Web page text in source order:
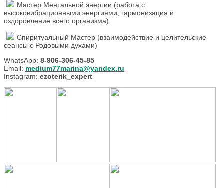
Мастер Ментальной энергии (работа с
высоковибрационными энергиями, гармонизация и
оздоровление всего организма).
Спиритуальный Мастер (взаимодействие и целительские
сеансы с Родовыми духами)
WhatsApp: 8-906-306-45-85
Email: medium77marina@yandex.ru
Instagram: ezoterik_expert